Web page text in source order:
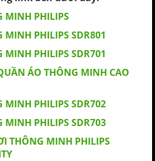
MINH PHILIPS
MINH PHILIPS SDR801
MINH PHILIPS SDR701
ÁO THÔNG MINH CAO
MINH PHILIPS SDR702
MINH PHILIPS SDR703
THÔNG MINH PHILIPS